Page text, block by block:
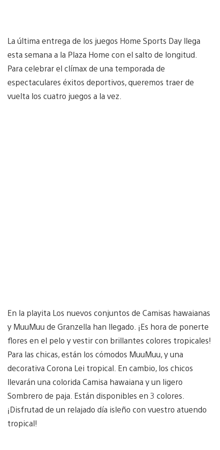
La última entrega de los juegos Home Sports Day llega
esta semana a la Plaza Home con el salto de longitud.
Para celebrar el clímax de una temporada de
espectaculares éxitos deportivos, queremos traer de
vuelta los cuatro juegos a la vez.
En la playita Los nuevos conjuntos de Camisas hawaianas
y MuuMuu de Granzella han llegado. ¡Es hora de ponerte
flores en el pelo y vestir con brillantes colores tropicales!
Para las chicas, están los cómodos MuuMuu, y una
decorativa Corona Lei tropical. En cambio, los chicos
llevarán una colorida Camisa hawaiana y un ligero
Sombrero de paja. Están disponibles en 3 colores.
¡Disfrutad de un relajado día isleño con vuestro atuendo
tropical!